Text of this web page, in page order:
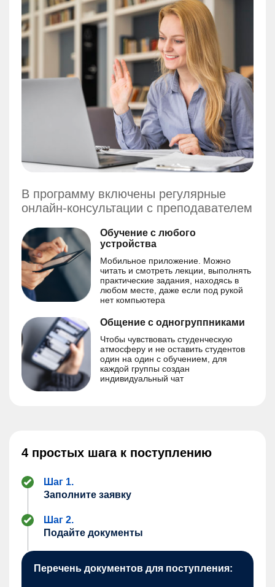
В программу включены регулярные
онлайн-консультации с преподавателем
Обучение с любого
устройства
Мобильное приложение. Можно
читать и смотреть лекции, выполнять
практические задания, находясь в
любом месте, даже если под рукой
нет компьютера
Общение с одногруппниками
Чтобы чувствовать студенческую
атмосферу и не оставить студентов
один на один с обучением, для
каждой группы создан
индивидуальный чат
4 простых шага к поступлению
Шаг 1.
Заполните заявку
Шаг 2.
Подайте документы
Перечень документов для поступления: